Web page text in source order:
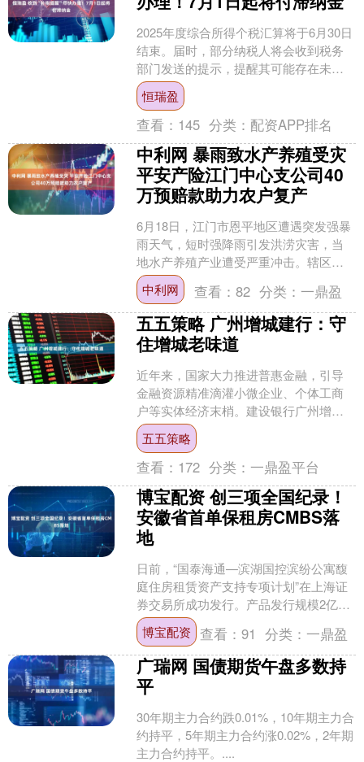
2025年度综合所得个税汇算将于6月30日
结束。届时，部分纳税人将会收到税务
部门发送的提示，提醒其可能存在未申
报或少申报收入、需要补缴税款的情
况。对此，纳税人应....
恒瑞盈
查看： 145 分类： 配资APP排名
中利网 暴雨致水产养殖受灾
平安产险江门中心支公司40
万预赔款助力农户复产
6月18日，江门市恩平地区遭遇突发强暴
雨天气，短时强降雨引发洪涝灾害，当
地水产养殖产业遭受严重冲击。辖区养
殖户伍先生的养殖场地被洪水侵袭，两
处鱼塘分别出现漫堤、....
中利网 查看： 82 分类： 一鼎盈
五五策略 广州增城建行：守
住增城老味道
近年来，国家大力推进普惠金融，引导
金融资源精准滴灌小微企业、个体工商
户等实体经济末梢。建设银行广州增城
支行积极响应政策号召，下沉服务重
心，深入街巷商户，以更高效....
五五策略
查看： 172 分类： 一鼎盈平台
博宝配资 创三项全国纪录！
安徽省首单保租房CMBS落
地
日前，“国泰海通—滨湖国控滨纷公寓馥
庭住房租赁资产支持专项计划”在上海证
券交易所成功发行。产品发行规模2亿
元，成为安徽省首单保障性租赁住房
CMBS（商业房地产抵....
博宝配资 查看：91 分类： 一鼎盈
广瑞网 国债期货午盘多数持
平
30年期主力合约跌0.01%，10年期主力合
约持平，5年期主力合约涨0.02%，2年期
主力合约持平。....